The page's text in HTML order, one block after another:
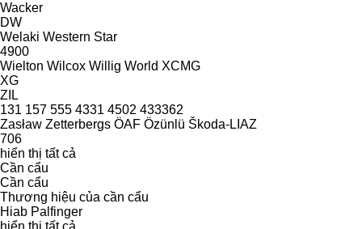
Wacker
DW
Welaki Western Star
4900
Wielton Wilcox Willig World XCMG
XG
ZIL
131 157 555 4331 4502 433362
Zasław Zetterbergs ÖAF Özünlü Škoda-LIAZ
706
hiển thị tất cả
Cần cẩu
Cần cẩu
Thương hiệu của cần cẩu
Hiab Palfinger
hiển thị tất cả